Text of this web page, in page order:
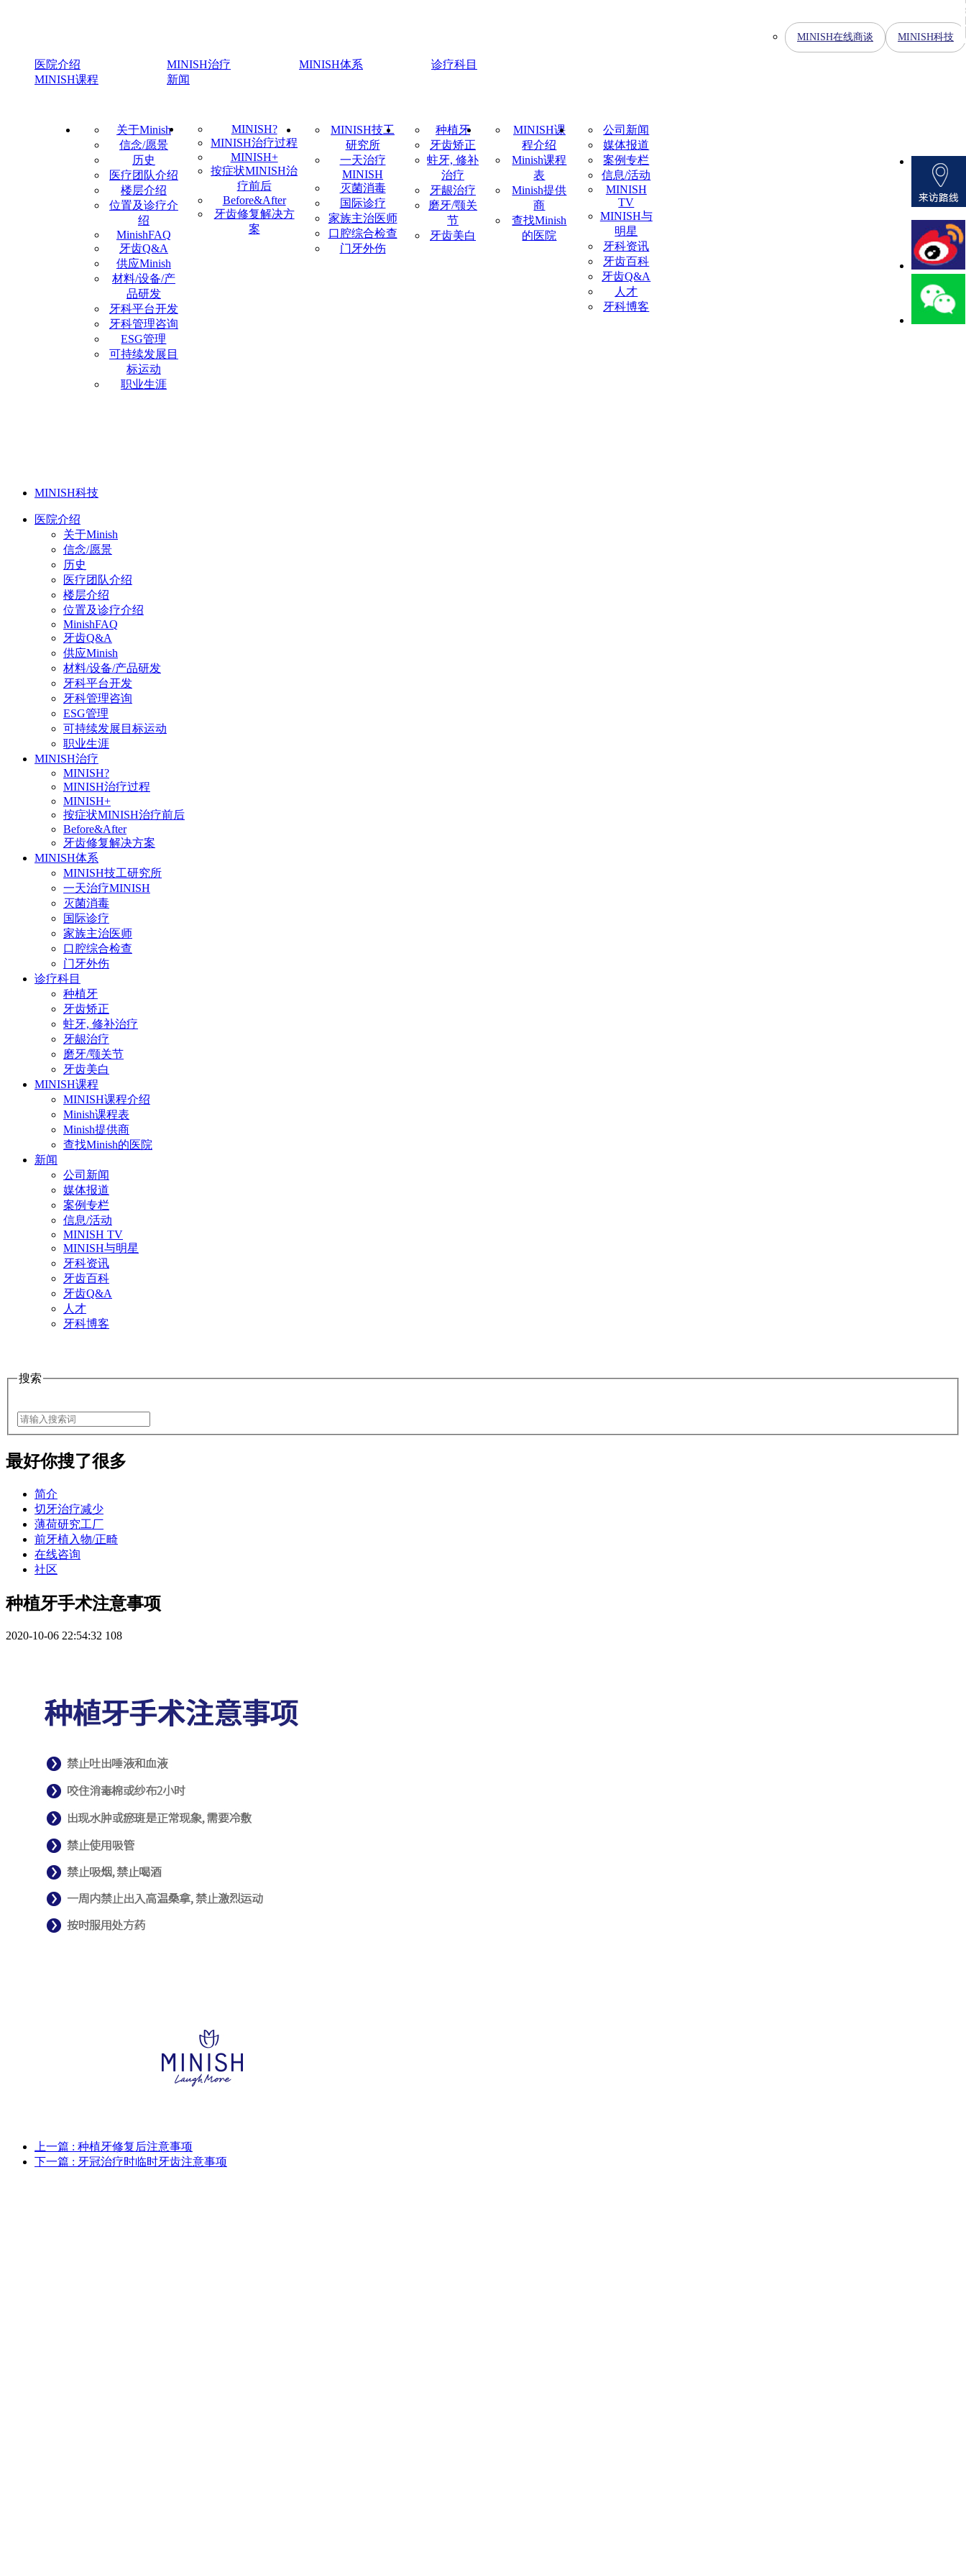
医院介绍 MINISH治疗 MINISH体系
诊疗科目
MINISH课程
新闻
MINISH在线商谈 MINISH科技
关于Minish
信念/愿景
历史
医疗团队介绍
楼层介绍
位置及诊疗介
绍
MinishFAQ
牙齿Q&A
供应Minish
材料/设备/产
品研发
牙科平台开发
牙科管理咨询
ESG管理
可持续发展目
标运动
职业生涯
MINISH?
MINISH治疗过程
MINISH+
按症状MINISH治
疗前后
Before&After
牙齿修复解决方
案
MINISH技工
研究所
一天治疗
MINISH
灭菌消毒
国际诊疗
家族主治医师
口腔综合检查
门牙外伤
种植牙
牙齿矫正
蛀牙, 修补
治疗
牙龈治疗
磨牙/颚关
节
牙齿美白
MINISH课
程介绍
Minish课程
表
Minish提供
商
查找Minish
的医院
公司新闻
媒体报道
案例专栏
信息/活动
MINISH
TV
MINISH与
明星
牙科资讯
牙齿百科
牙齿Q&A
人才
牙科博客
MINISH科技
医院介绍
关于Minish
信念/愿景
历史
医疗团队介绍
楼层介绍
位置及诊疗介绍
MinishFAQ
牙齿Q&A
供应Minish
材料/设备/产品研发
牙科平台开发
牙科管理咨询
ESG管理
可持续发展目标运动
职业生涯
MINISH治疗
MINISH?
MINISH治疗过程
MINISH+
按症状MINISH治疗前后
Before&After
牙齿修复解决方案
MINISH体系
MINISH技工研究所
一天治疗MINISH
灭菌消毒
国际诊疗
家族主治医师
口腔综合检查
门牙外伤
诊疗科目
种植牙
牙齿矫正
蛀牙, 修补治疗
牙龈治疗
磨牙/颚关节
牙齿美白
MINISH课程
MINISH课程介绍
Minish课程表
Minish提供商
查找Minish的医院
新闻
公司新闻
媒体报道
案例专栏
信息/活动
MINISH TV
MINISH与明星
牙科资讯
牙齿百科
牙齿Q&A
人才
牙科博客
搜索
最好你搜了很多
简介
切牙治疗减少
薄荷研究工厂
前牙植入物/正畸
在线咨询
社区
种植牙手术注意事项
2020-10-06 22:54:32 108
上一篇 : 种植牙修复后注意事项
下一篇 : 牙冠治疗时临时牙齿注意事项